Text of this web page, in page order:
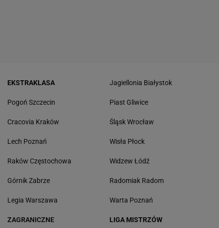
EKSTRAKLASA
Pogoń Szczecin
Cracovia Kraków
Lech Poznań
Raków Częstochowa
Górnik Zabrze
Legia Warszawa
Jagiellonia Białystok
Piast Gliwice
Śląsk Wrocław
Wisła Płock
Widzew Łódź
Radomiak Radom
Warta Poznań
ZAGRANICZNE LIGA MISTRZÓW